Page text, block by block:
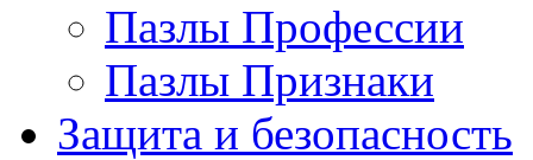
Пазлы Профессии
Пазлы Признаки
Защита и безопасность